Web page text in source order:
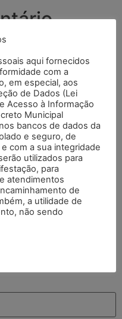
publicado.
*
aqui fornecidos
com a
em especial, aos
de Dados (Lei
Acesso à Informação
Municipal
bancos de dados da
e seguro, de
com a sua integridade
utilizados para
para
atendimentos
de
a utilidade de
não sendo